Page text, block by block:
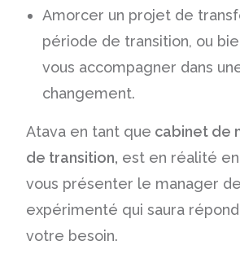
Amorcer un projet de
période de transition, ou
vous accompagner dans
changement.
Atava en tant que cabinet de
de transition, est en réalité
vous présenter le manager
expérimenté qui saura
votre besoin.